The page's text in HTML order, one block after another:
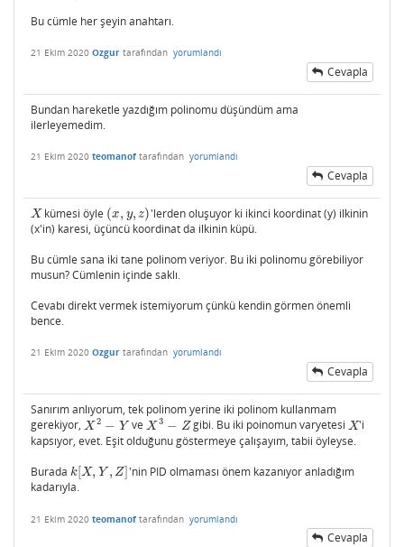
Bu cümle her şeyin anahtarı.
21 Ekim 2020 Ozgur tarafından yorumlandı
Cevapla
Bundan hareketle yazdığım polinomu düşündüm ama
ilerleyemedim.
21 Ekim 2020 teomanof tarafından yorumlandı
Cevapla
X
X kümesi öyle (x, y, z)
(x,y ,z)
'lerden oluşuyor ki ikinci koordinat (y) ilkinin
(x'in) karesi, üçüncü koordinat da ilkinin küpü.
Bu cümle sana iki tane polinom veriyor. Bu iki polinomu görebiliyor
musun? Cümlenin içinde saklı.
Cevabı direkt vermek istemiyorum çünkü kendin görmen önemli
bence.
21 Ekim 2020 Ozgur tarafından yorumlandı
Cevapla
Sanırım anlıyorum, tek polinom yerine iki polinom kullanmam
gerekiyor, X2 − Y
X2− Y veX3 − Z
X3− Z gibi. Bu iki poinomun varyetesiX
X 'i
kapsıyor, evet. Eşit olduğunu göstermeye çalışayım, tabii öyleyse.
Burada k[X, Y, Z]
k[ X,Y Z]
'nin PID olmaması önem kazanıyor anladığım
kadarıyla.
21 Ekim 2020 teomanof tarafından yorumlandı
Cevapla